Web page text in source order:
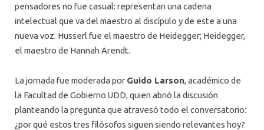
pensadores no fue casual: representan una cadena
intelectual que va del maestro al discípulo y de este a una
nueva voz. Husserl fue el maestro de Heidegger; Heidegger,
el maestro de Hannah Arendt.
La jornada fue moderada por Guido Larson, académico de
la Facultad de Gobierno UDD, quien abrió la discusión
planteando la pregunta que atravesó todo el conversatorio:
¿por qué estos tres filósofos siguen siendo relevantes hoy?